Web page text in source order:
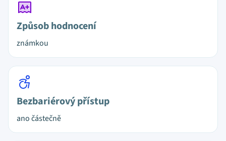
Způsob hodnocení
známkou
Bezbariérový přístup
ano částečně